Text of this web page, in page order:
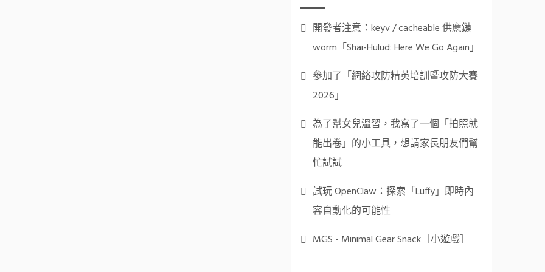
開發者注意：keyv / cacheable 供應鏈
worm「Shai-Hulud: Here We Go Again」
參加了「網絡攻防精英培訓暨攻防大賽
2026」
為了幫女兒溫習，我寫了一個「拍照就
能出卷」的小工具，想請家長朋友們幫
忙試試
試玩 OpenClaw：探索「Luffy」即時內
容自動化的可能性
MGS - Minimal Gear Snack［小遊戲］